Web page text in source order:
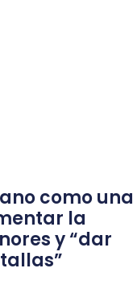
como una
la
y “dar